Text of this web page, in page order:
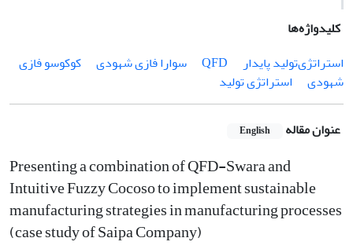
کلیدواژه‌ها
استراتژی‌تولید پایدار
QFD سوارا فازی شهودی
کوکوسو فازی
شهودی
استراتژی تولید
عنوان مقاله English
Presenting a combination of QFD-Swara and
Intuitive Fuzzy Cocoso to implement sustainable
manufacturing strategies in manufacturing processes
(case study of Saipa Company)